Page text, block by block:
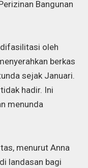
Bangunan
oleh
berkas
sejak Januari.
hadir. Ini
menunda
menurut Anna
landasan bagi